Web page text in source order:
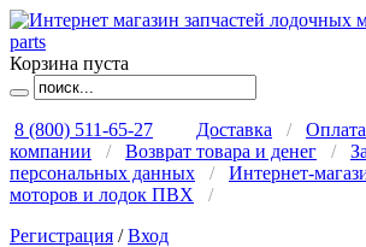
Корзина пуста
8 (800) 511-65-27 Доставка / Оплата
компании
/ Возврат товара и денег /
персональных данных
/ Интернет-
моторов и лодок ПВХ
/
Регистрация /Вход